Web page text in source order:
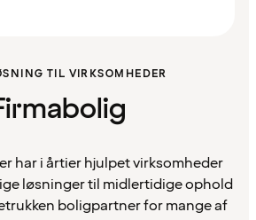
TIL VIRKSOMHEDER
har i årtier hjulpet virksomheder
løsninger til midlertidige ophold
boligpartner for mange af